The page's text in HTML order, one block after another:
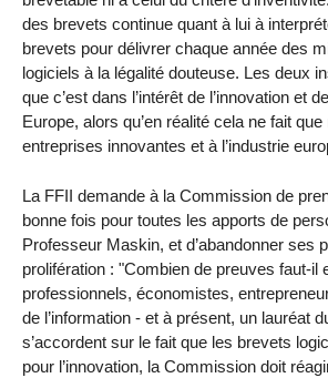
des brevets continue quant à lui à
brevets pour délivrer chaque année des
logiciels à la légalité douteuse. Les deux
que c’est dans l’intérêt de l’innovation et
Europe, alors qu’en réalité cela ne fait que
entreprises innovantes et à l’industrie
La FFII demande à la Commission de
bonne fois pour toutes les apports de
Professeur Maskin, et d’abandonner ses
prolifération : "Combien de preuves faut-il
professionnels, économistes,
de l’information - et à présent, un lauréat
s’accordent sur le fait que les brevets
pour l’innovation, la Commission doit